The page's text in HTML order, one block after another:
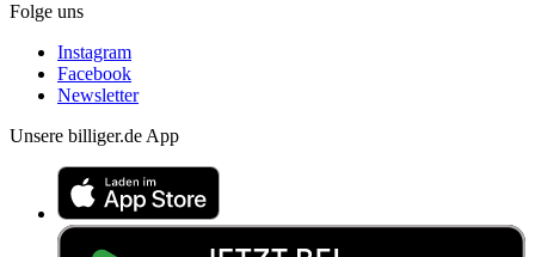
Folge uns
Instagram
Facebook
Newsletter
Unsere billiger.de App